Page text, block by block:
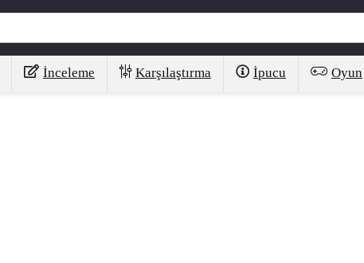
İnceleme Karşılaştırma İpucu Oyun